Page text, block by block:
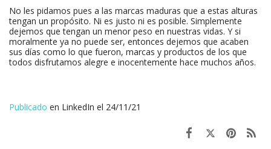
No les pidamos pues a las marcas maduras que a estas alturas
tengan un propósito. Ni es justo ni es posible. Simplemente
dejemos que tengan un menor peso en nuestras vidas. Y si
moralmente ya no puede ser, entonces dejemos que acaben
sus días como lo que fueron, marcas y productos de los que
todos disfrutamos alegre e inocentemente hace muchos años.
Publicado en LinkedIn el 24/11/21